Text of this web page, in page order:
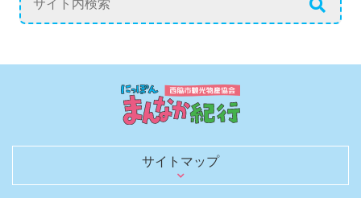
サイトマップ